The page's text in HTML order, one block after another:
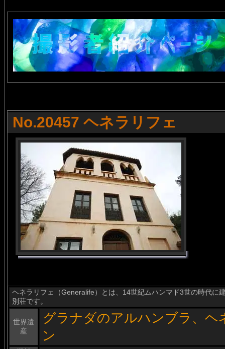
No.20457 ヘネラリフェ
ヘネラリフェ（Generalife）とは、14世紀ムハンマド3世の時代に
別荘です。
世界遺
産
グラナダのアルハンブラ、
ン